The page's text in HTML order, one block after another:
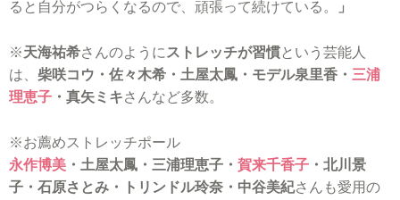
ると自分がつらくなるので、頑張って続けている。
」
※天海祐希さんのように ストレッチが習慣という芸能人
は、 柴咲コウ・佐々木希・土屋太鳳・モデル泉里香・ 三浦
理恵子 ・真矢ミキさんなど多数。
※お薦めストレッチポール
永作博美 ・土屋太鳳・三浦理恵子・賀来千香子 ・北川景
子・石原さとみ・トリンドル玲奈・中谷美紀さんも愛用の